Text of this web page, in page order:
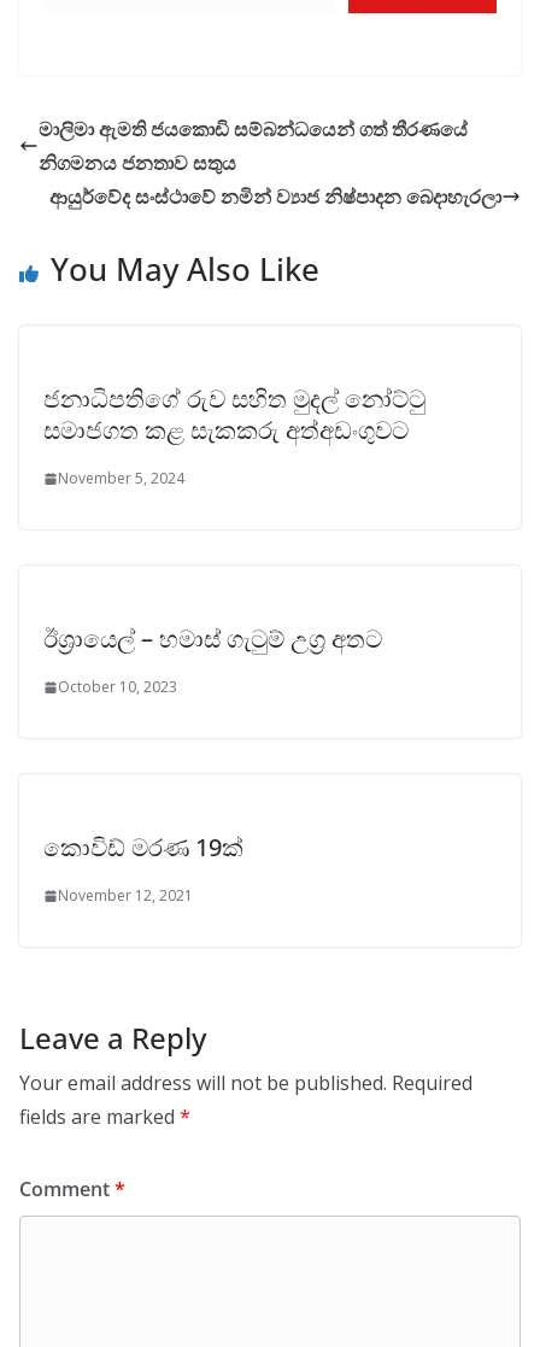
මාලිමා ඇමති ජයකොඩි සම්බන්ධයෙන් ගත් තීරණයේ
නිගමනය ජනතාව සතුය
ආයුර්වේද සංස්ථාවේ නමින් ව්‍යාජ නිෂ්පාදන බෙදාහැරලා
You May Also Like
ජනාධිපතිගේ රුව සහිත මුදල් නෝට්ටු
සමාජගත කළ සැකකරු අත්අඩංගුවට
November 5, 2024
ඊශ්‍රායෙල් – හමාස් ගැටුම් උග්‍ර අතට
October 10, 2023
කොවිඩ් මරණ 19ක්
November 12, 2021
Leave a Reply
Your email address will not be published. Required
fields are marked *
Comment*